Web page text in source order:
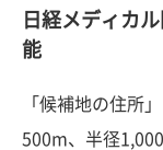
日経メディカ
能
「候補地の住所
500m、半径